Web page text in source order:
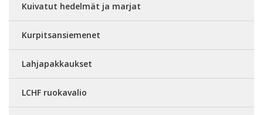
Kuivatut hedelmät ja marjat
Kurpitsansiemenet
Lahjapakkaukset
LCHF ruokavalio